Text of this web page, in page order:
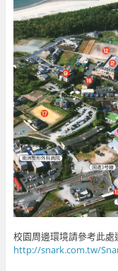
校園周邊環境請參考此
http://snark.com.tw/